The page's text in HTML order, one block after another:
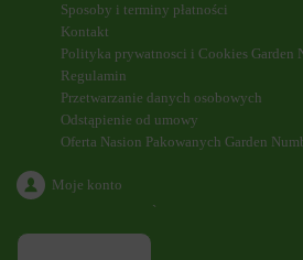
Sposoby i terminy płatności
Kontakt
Polityka prywatnosci i Cookies Garden
Regulamin
Przetwarzanie danych osobowych
Odstąpienie od umowy
Oferta Nasion Pakowanych Garden
Moje konto
`